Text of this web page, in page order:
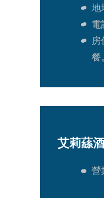
地
電
餐。
艾莉蕬
營